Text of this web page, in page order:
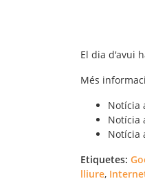
El dia d'avui
Més
Notícia
Notícia
Notícia
Etiquetes:
lliure,